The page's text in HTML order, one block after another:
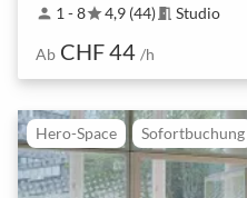
person 1 - 8star4,9 (44) meeting_room Studio
Ab CHF 44 /h
Hero-Space Sofortbuchung